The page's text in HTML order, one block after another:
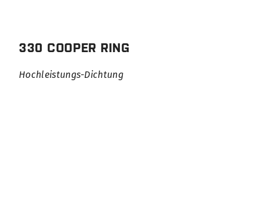
330 COOPER RING
Hochleistungs-Dichtung